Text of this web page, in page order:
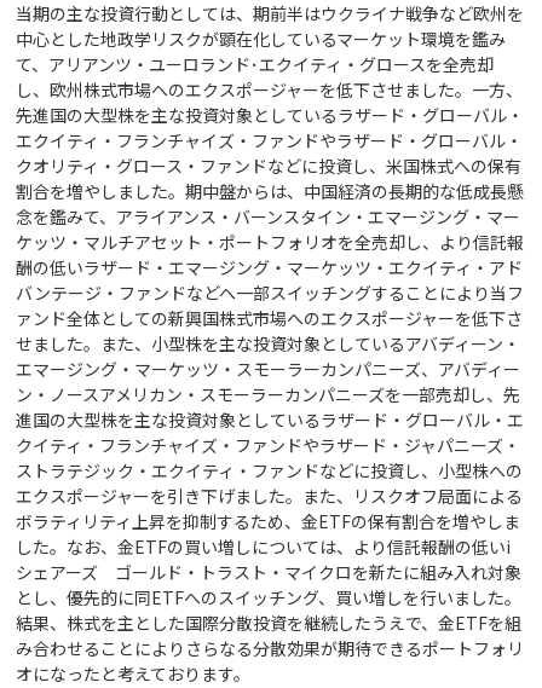
当期の主な投資行動としては、期前半はウクライナ戦争など欧州を
中心とした地政学リスクが顕在化しているマーケット環境を鑑み
て、アリアンツ・ユーロランド･エクイティ・グロースを全売却
し、欧州株式市場へのエクスポージャーを低下させました。一方、
先進国の大型株を主な投資対象としているラザード・グローバル・
エクイティ・フランチャイズ・ファンドやラザード・グローバル・
クオリティ・グロース・ファンドなどに投資し、米国株式への保有
割合を増やしました。期中盤からは、中国経済の長期的な低成長懸
念を鑑みて、アライアンス・バーンスタイン・エマージング・マー
ケッツ・マルチアセット・ポートフォリオを全売却し、より信託報
酬の低いラザード・エマージング・マーケッツ・エクイティ・アド
バンテージ・ファンドなどへ一部スイッチングすることにより当フ
ァンド全体としての新興国株式市場へのエクスポージャーを低下さ
せました。また、小型株を主な投資対象としているアバディーン・
エマージング・マーケッツ・スモーラーカンパニーズ、アバディー
ン・ノースアメリカン・スモーラーカンパニーズを一部売却し、先
進国の大型株を主な投資対象としているラザード・グローバル・エ
クイティ・フランチャイズ・ファンドやラザード・ジャパニーズ・
ストラテジック・エクイティ・ファンドなどに投資し、小型株への
エクスポージャーを引き下げました。また、リスクオフ局面による
ボラティリティ上昇を抑制するため、金ETFの保有割合を増やしま
した。なお、金ETFの買い増しについては、より信託報酬の低いi
シェアーズ ゴールド・トラスト・マイクロを新たに組み入れ対象
とし、優先的に同ETFへのスイッチング、買い増しを行いました。
結果、株式を主とした国際分散投資を継続したうえで、金ETFを組
み合わせることによりさらなる分散効果が期待できるポートフォリ
オになったと考えております。